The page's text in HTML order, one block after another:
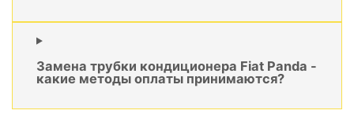
Замена трубки кондиционера Fiat Panda -
какие методы оплаты принимаются?